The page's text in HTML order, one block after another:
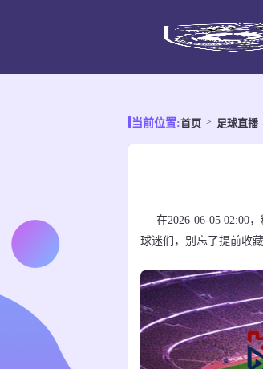
当前位置:首页 足球直播
在2026-06-05 02:00
球迷们，别忘了提前收